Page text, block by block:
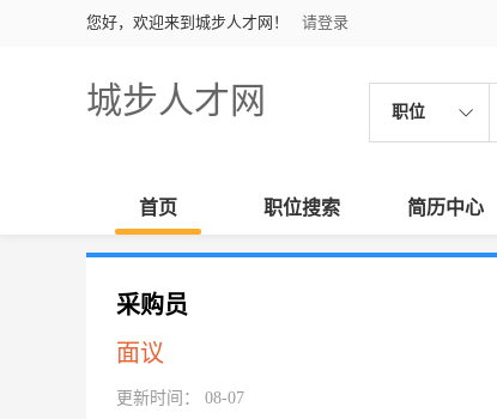
您好，欢迎来到城步人才网！ 请登录
城步人才网 职位
首页 职位搜索 简历中心
采购员
面议
更新时间： 08-07